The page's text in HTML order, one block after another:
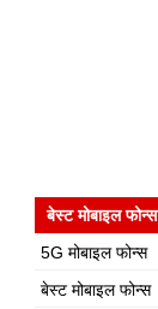
बेस्ट मोबाइल फोन्स
5G मोबाइल फोन्स
बेस्ट मोबाइल फोन्स